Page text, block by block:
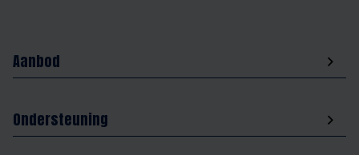
Aanbod
Ondersteuning